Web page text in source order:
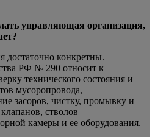
управляющая организация,
конкретны.
РФ № 290 относит к
технического состояния и
мусоропровода,
засоров, чистку, промывку и
стволов
камеры и ее оборудования.